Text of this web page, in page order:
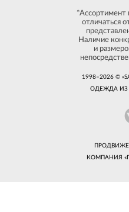
*Ассортимент
отличаться
Наличие
и
1998–2026 ©
ОДЕЖДА ИЗ
КОМПАНИЯ «